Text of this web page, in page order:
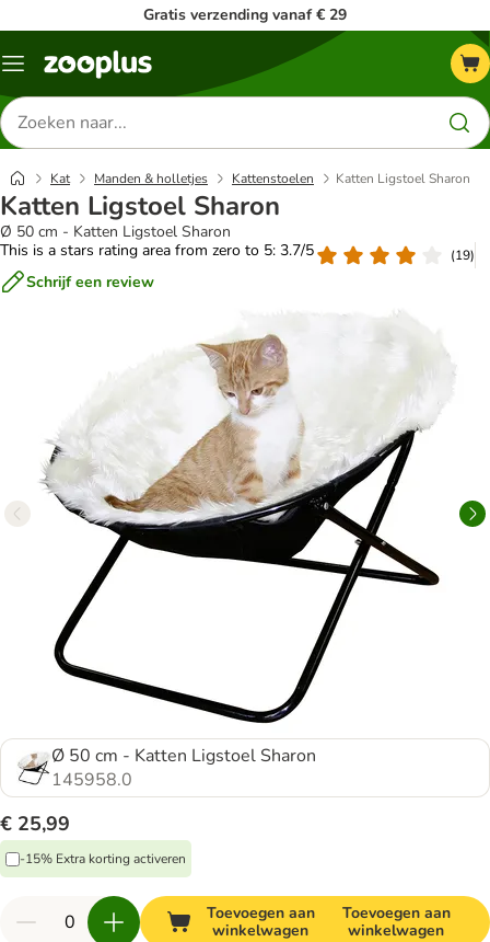
Gratis verzending vanaf € 29
Menu
Zoeken
naar
producten
Kat Manden & holletjes Kattenstoelen Katten Ligstoel Sharon
Katten Ligstoel Sharon
Ø 50 cm - Katten Ligstoel Sharon
This is a stars rating area from zero to 5: 3.7/5
(19)
Schrijf een review
Ø 50 cm - Katten Ligstoel Sharon
145958.0
€ 25,99
-15% Extra korting activeren
Toevoegen aan
winkelwagen
Toevoegen aan
winkelwagen